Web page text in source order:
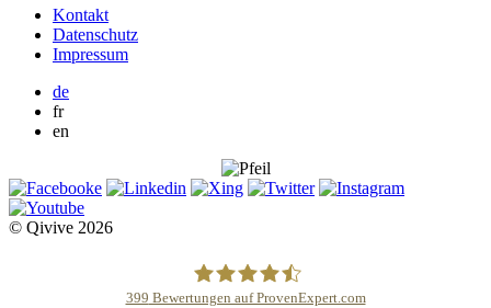
Kontakt
Datenschutz
Impressum
de
fr
en
© Qivive 2026
399 Bewertungen auf ProvenExpert.com